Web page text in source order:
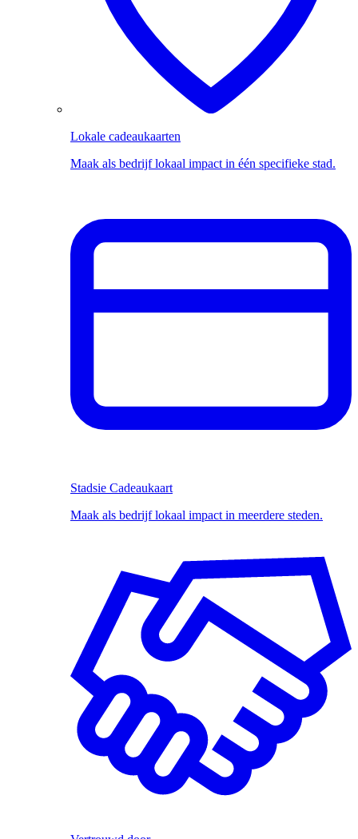
Lokale cadeaukaarten
Maak als bedrijf lokaal impact in één specifieke stad.
Stadsie Cadeaukaart
Maak als bedrijf lokaal impact in meerdere steden.